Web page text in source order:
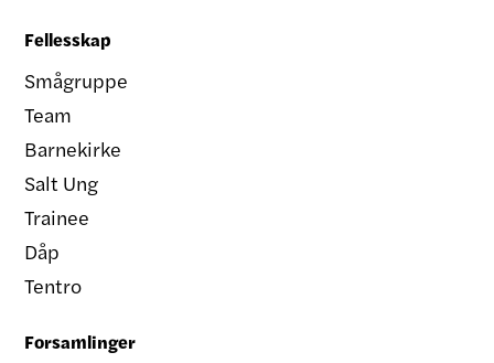
Fellesskap
Smågruppe
Team
Barnekirke
Salt Ung
Trainee
Dåp
Tentro
Forsamlinger